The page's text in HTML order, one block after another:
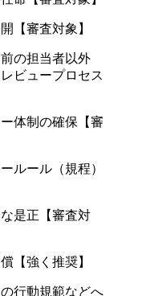
【審査対象】
の担当者以外
ビュープロセス
体制の確保【審
ルール（規程）
是正【審査対
【強く推奨】
行動規範などへ